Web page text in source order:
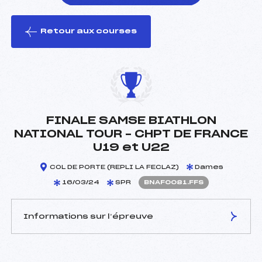
le ski
Retour aux courses
FINALE SAMSE BIATHLON
NATIONAL TOUR – CHPT DE FRANCE
U19 et U22
COL DE PORTE (REPLI LA FECLAZ) Dames
16/03/24 SPR BNAF0081.FFS
Informations sur l’épreuve